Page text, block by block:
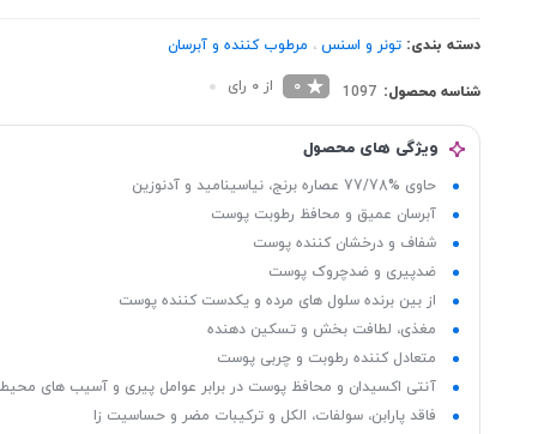
دسته بندی: تونر و اسنس ، مرطوب کننده و آبرسان
شناسه محصول: 1097
0 از 0 رای
ویژگی های محصول
حاوی %77/78 عصاره برنج، نیاسینامید و آدنوزین
آبرسان عمیق و محافظ رطوبت پوست
شفاف و درخشان کننده پوست
ضدپیری و ضدچروک پوست
از بین برنده سلول های مرده و یکدست کننده پوست
مغذی، لطافت بخش و تسکین دهنده
متعادل کننده رطوبت و چربی پوست
آنتی اکسیدان و محافظ پوست در برابر عوامل پیری و آسیب های
فاقد پارابن، سولفات، الکل و ترکیبات مضر و حساسیت زا